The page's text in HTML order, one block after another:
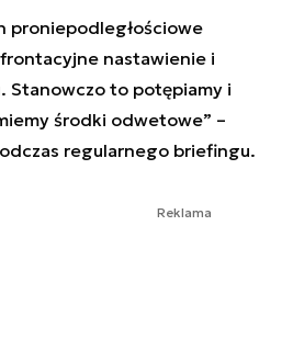
proniepodległościowe
nastawienie i
Stanowczo to potępiamy i
środki odwetowe” –
regularnego briefingu.
Reklama